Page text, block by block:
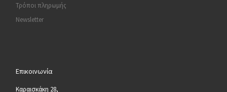
Τρόποι πληρωμής
Newsletter
Επικοινωνία
Καραισκάκη 28,